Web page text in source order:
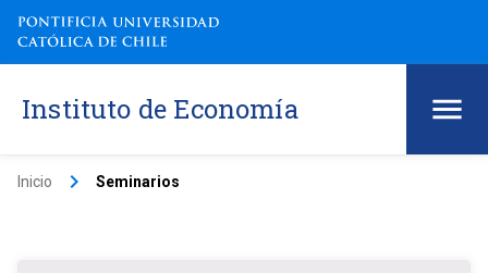
Instituto de Economía
Inicio keyboard_arrow_right Seminarios